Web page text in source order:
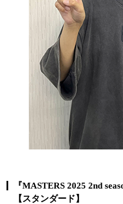
『MASTERS 2025 2nd
【スタンダード】